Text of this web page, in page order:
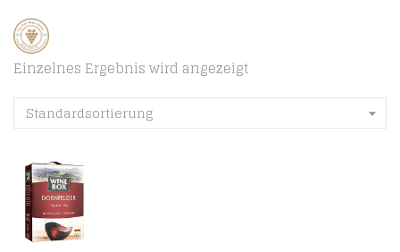
Einzelnes Ergebnis wird angezeigt
Standardsortierung